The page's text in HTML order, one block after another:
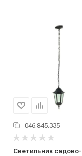
046.845.335
Светильник садово-